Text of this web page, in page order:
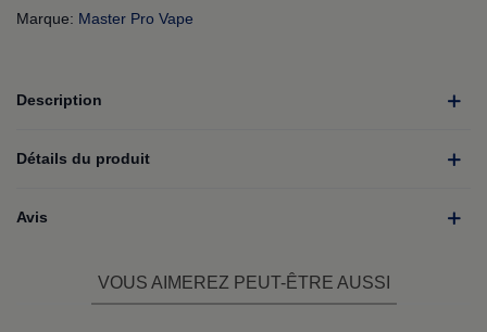
Marque: Master Pro Vape
Description
Détails du produit
Avis
VOUS AIMEREZ PEUT-ÊTRE AUSSI